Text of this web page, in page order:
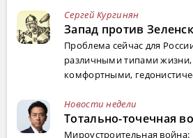
Сергей Кургинян
Запад против
Проблема сейчас для
различными типами
комфортными,
Новости недели
Тотально-точечная
Мироустроительная